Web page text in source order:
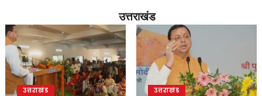
उत्तराखंड
उत्तराखंड उत्तराखंड